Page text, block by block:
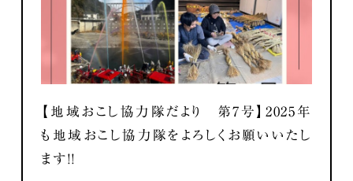
【地域おこし協力隊だより 第7号】2025年
も地域おこし協力隊をよろしくお願いいたし
ます！！